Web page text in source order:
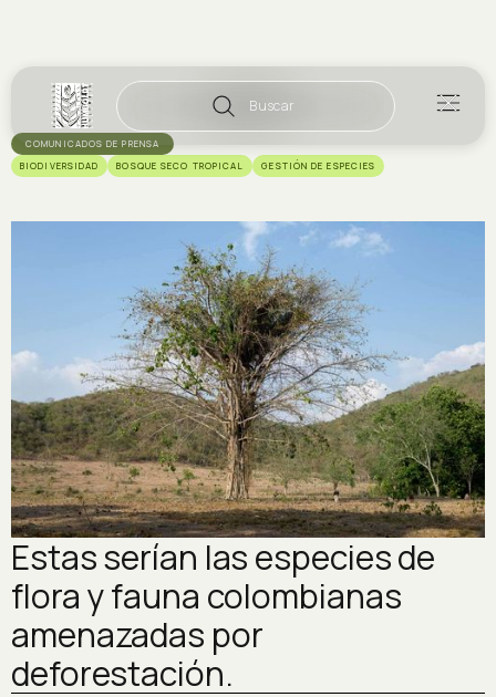
Buscar
COMUNICADOS DE PRENSA
BIODIVERSIDAD
BOSQUE SECO TROPICAL GESTIÓN DE ESPECIES
Estas serían las especies de
flora y fauna colombianas
amenazadas por
deforestación.